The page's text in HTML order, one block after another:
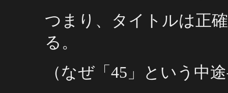
つまり、タイトルは正
る。
（なぜ「45」という中